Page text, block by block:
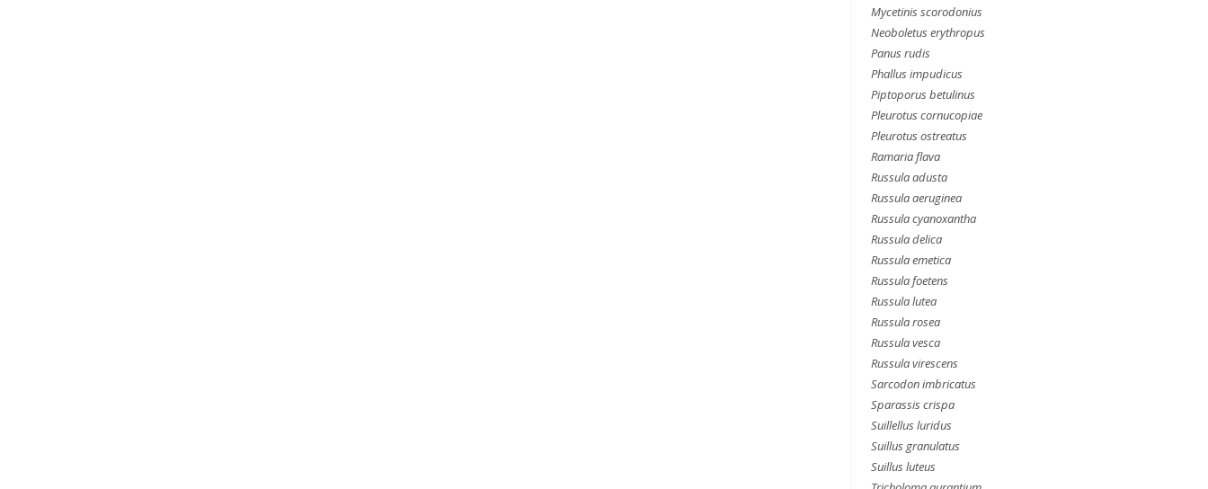
Mycetinis scorodonius
Neoboletus erythropus
Panus rudis
Phallus impudicus
Piptoporus betulinus
Pleurotus cornucopiae
Pleurotus ostreatus
Ramaria flava
Russula adusta
Russula aeruginea
Russula cyanoxantha
Russula delica
Russula emetica
Russula foetens
Russula lutea
Russula rosea
Russula vesca
Russula virescens
Sarcodon imbricatus
Sparassis crispa
Suillellus luridus
Suillus granulatus
Suillus luteus